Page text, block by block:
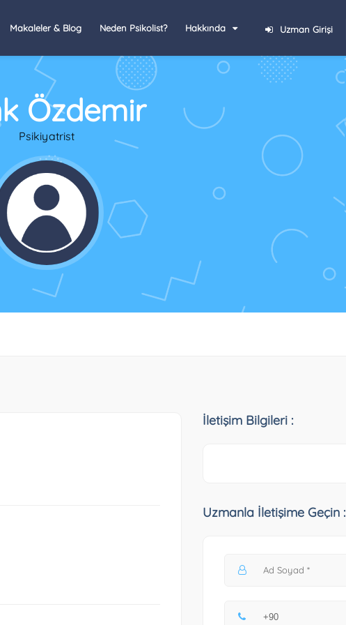
Uzman Girişi
Makaleler & Blog Neden Psikolist? Hakkında
Özdemir
Psikiyatrist
İletişim Bilgileri :
Uzmanla İletişime Geçin :